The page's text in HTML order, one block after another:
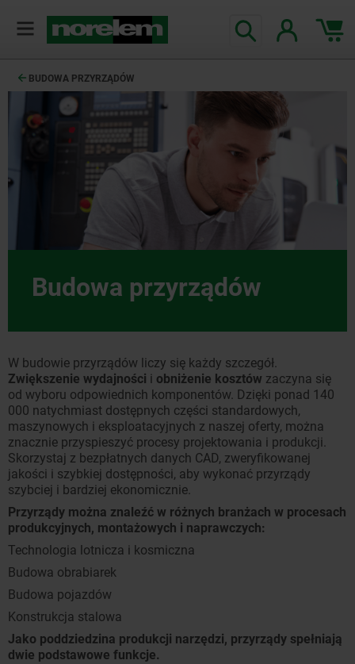
BUDOWA PRZYRZĄDÓW
Budowa przyrządów
W budowie przyrządów liczy się każdy szczegół.
Zwiększenie wydajności i obniżenie kosztów zaczyna się
od wyboru odpowiednich komponentów. Dzięki ponad 140
000 natychmiast dostępnych części standardowych,
maszynowych i eksploatacyjnych z naszej oferty, można
znacznie przyspieszyć procesy projektowania i produkcji.
Skorzystaj z bezpłatnych danych CAD, zweryfikowanej
jakości i szybkiej dostępności, aby wykonać przyrządy
szybciej i bardziej ekonomicznie.
Przyrządy można znaleźć w różnych branżach w procesach
produkcyjnych, montażowych i naprawczych:
Technologia lotnicza i kosmiczna
Budowa obrabiarek
Budowa pojazdów
Konstrukcja stalowa
Jako poddziedzina produkcji narzędzi, przyrządy spełniają
dwie podstawowe funkcje.